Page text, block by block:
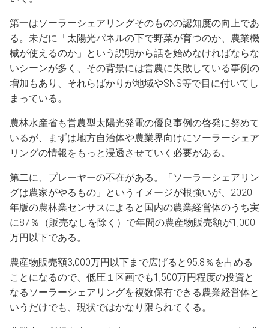
第一はソーラーシェアリングそのものの認知度の向上であ
る。未だに「太陽光パネルの下で野菜が育つのか、農業機
械が使えるのか」という説明から話を始めなければならな
いシーンが多く、その背景には営農に失敗している事例の
増加もあり、それらばかりが地域やSNS等で目に付いてし
まっている。
農林水産省も営農型太陽光発電の優良事例の啓発に努めて
いるが、まずは地方自治体や農業界向けにソーラーシェア
リングの情報をもっと浸透させていく必要がある。
第二に、プレーヤーの不在がある。「ソーラーシェアリン
グは農家がやるもの」というイメージが根強いが、2020
年版の農林業センサスによると国内の農業経営体のうち実
に87％（販売なしを除く）で年間の農産物販売額が1,000
万円以下である。
農産物販売額3,000万円以下まで広げると95.8％を占める
ことになるので、低圧１区画でも1,500万円程度の投資と
なるソーラーシェアリングを複数保有できる農業経営体と
いうだけでも、現状ではかなり限られてくる。